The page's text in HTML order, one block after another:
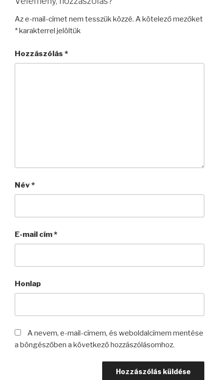
Az e-mail-címet nem tesszük közzé. A kötelező mezőket
*karakterrel jelöltük
Hozzászólás *
Név*
E-mail cím*
Honlap
A nevem, e-mail-címem, és weboldalcímem mentése
a böngészőben a következő hozzászólásomhoz.